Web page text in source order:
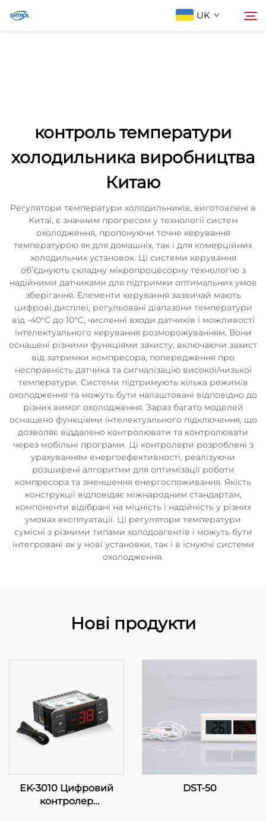
UK
Зв'яжіться з нами
контроль температури
холодильника виробництва
Китаю
Регулятори температури холодильників, виготовлені в
Китаї, є значним прогресом у технології систем
охолодження, пропонуючи точне керування
температурою як для домашніх, так і для комерційних
холодильних установок. Ці системи керування
об’єднують складну мікропроцесорну технологію з
надійними датчиками для підтримки оптимальних умов
зберігання. Елементи керування зазвичай мають
цифрові дисплеї, регульовані діапазони температури
від -40°C до 10°C, численні входи датчиків і можливості
інтелектуального керування розморожуванням. Вони
оснащені різними функціями захисту, включаючи захист
від затримки компресора, попередження про
несправність датчика та сигналізацію високої/низької
температури. Системи підтримують кілька режимів
охолодження та можуть бути налаштовані відповідно до
різних вимог охолодження. Зараз багато моделей
оснащено функціями інтелектуального підключення, що
дозволяє віддалено контролювати та контролювати
через мобільні програми. Ці контролери розроблені з
урахуванням енергоефективності, реалізуючи
розширені алгоритми для оптимізації роботи
компресора та зменшення енергоспоживання. Якість
конструкції відповідає міжнародним стандартам,
компоненти відібрані на міцність і надійність у різних
умовах експлуатації. Ці регулятори температури
сумісні з різними типами холодоагентів і можуть бути
інтегровані як у нові установки, так і в існуючі системи
охолодження.
Нові продукти
EK-3010 Цифровий
контролер
DST-50